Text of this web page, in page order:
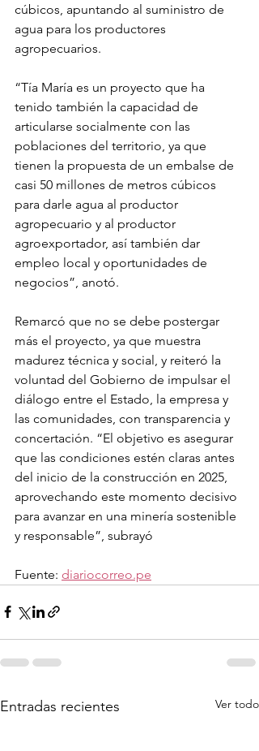
cúbicos, apuntando al suministro de
agua para los productores
agropecuarios.
“Tía María es un proyecto que ha
tenido también la capacidad de
articularse socialmente con las
poblaciones del territorio, ya que
tienen la propuesta de un embalse de
casi 50 millones de metros cúbicos
para darle agua al productor
agropecuario y al productor
agroexportador, así también dar
empleo local y oportunidades de
negocios”, anotó.
Remarcó que no se debe postergar
más el proyecto, ya que muestra
madurez técnica y social, y reiteró la
voluntad del Gobierno de impulsar el
diálogo entre el Estado, la empresa y
las comunidades, con transparencia y
concertación. “El objetivo es asegurar
que las condiciones estén claras antes
del inicio de la construcción en 2025,
aprovechando este momento decisivo
para avanzar en una minería sostenible
y responsable”, subrayó
Fuente: diariocorreo.pe
Entradas recientes Ver todo